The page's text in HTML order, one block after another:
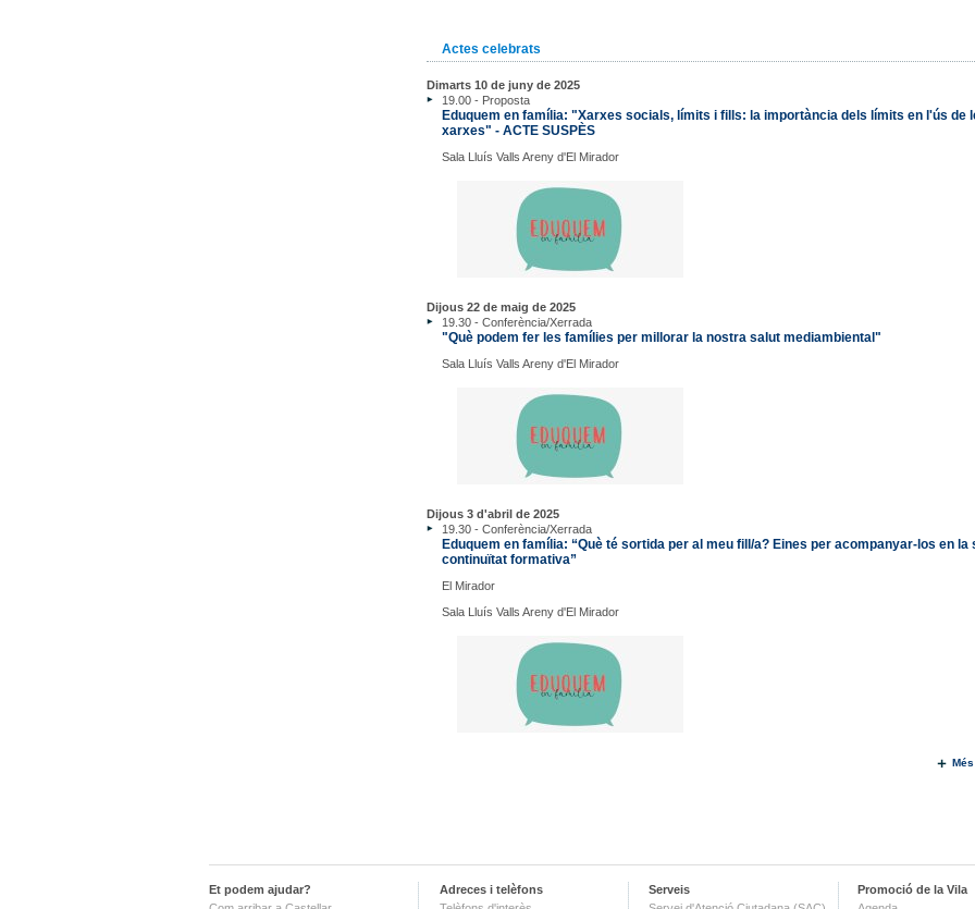
Actes celebrats
Dimarts 10 de juny de 2025
19.00 - Proposta
Eduquem en família: "Xarxes socials, límits i fills: la importància dels límits en l'ús de
xarxes" - ACTE SUSPÈS
Sala Lluís Valls Areny d'El Mirador
Dijous 22 de maig de 2025
19.30 - Conferència/Xerrada
"Què podem fer les famílies per millorar la nostra salut mediambiental"
Sala Lluís Valls Areny d'El Mirador
Dijous 3 d'abril de 2025
19.30 - Conferència/Xerrada
Eduquem en família: “Què té sortida per al meu fill/a? Eines per acompanyar-los en la
continuïtat formativa”
El Mirador
Sala Lluís Valls Areny d'El Mirador
Et podem ajudar?
Adreces i telèfons
Serveis
Promoció de la Vila